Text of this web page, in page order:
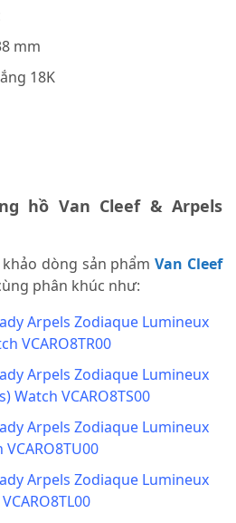
mm
18K
hồ Van Cleef & Arpels
dòng sản phẩmVan Cleef
phân khúc như:
Arpels Zodiaque Lumineux
VCARO8TR00
Arpels Zodiaque Lumineux
Watch VCARO8TS00
Arpels Zodiaque Lumineux
Arpels Zodiaque Lumineux